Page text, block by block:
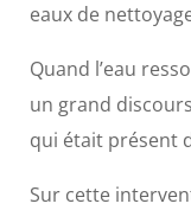
eaux de
Quand l’eau
un grand
qui était présent
Sur cette